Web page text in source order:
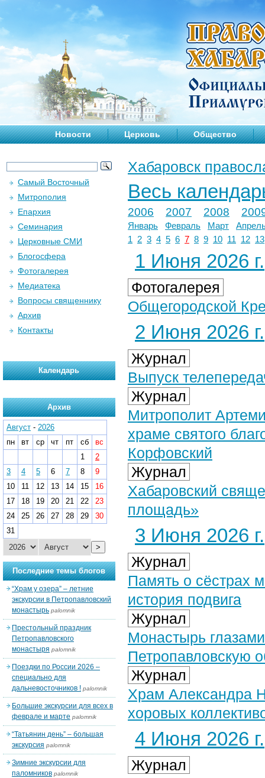
Новости Церковь Общество
Хабаровск
Весь
2006 2007 2008
Январь Февраль Март
1
2 3 4 5 6 7 8 9 10 11 12 13
1 Июня 2026 г.
Фотогалерея
Общегородской
2 Июня 2026 г.
Журнал
Выпуск
Журнал
Митрополит
храме святого
Корфовский
Журнал
Хабаровский
площадь»
3 Июня 2026 г.
Журнал
Память о сёстрах
история подвига
Журнал
Монастырь
Петропавловскую
Журнал
Храм Александра
хоровых
4 Июня 2026 г.
Журнал
Самый Восточный
Митрополия
Епархия
Семинария
Церковные СМИ
Блогосфера
Фотогалерея
Медиатека
Вопросы священнику
Архив
Контакты
Календарь
Архив
Август - 2026
пн
вт ср чт пт сб
вс
1
2
3
4 5 6 7 8
9
10
11 12 13 14 15
16
17
18 19 20 21 22
23
24
25 26 27 28 29
30
31
>
Последние темы блогов
“Храм у озера” – летние
экскурсии в Петропавловский
монастырь palomnik
Престольный праздник
Петропавловского
монастыря palomnik
Поездки по России 2026 –
специально для
дальневосточников ! palomnik
Большие экскурсии для всех в
феврале и марте palomnik
“Татьянин день” – большая
экскурсия palomnik
Зимние экскурсии для
паломников palomnik